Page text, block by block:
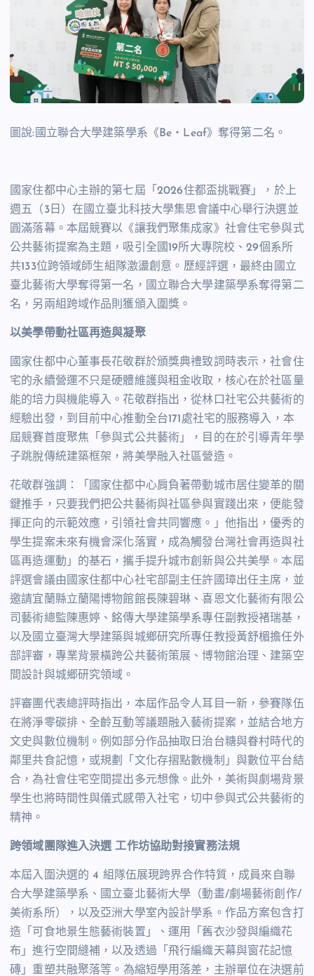
圖說:國立聯合大學建築學系《Be‧Leaf》奪得第二名 。
國家住都中心主辦的第七屆「 2026住都盃挑戰賽」，於上
週五（ 3日）在國立臺北科技大學集思會議中心舉行決選並
圓滿落幕。本屆競賽以《讓我們聚集成家》社會住宅參與式
公共藝術提案為主題，吸引全國 19所大專院校、29個系所
共133位跨領域師生組隊激盪創意。歷經評選，最終由國立
臺北藝術大學奪得第一名，國立聯合大學建築學系奪得第二
名，另兩組跨域作品則獲頒入圍獎。
以美學帶動社區再造與凝聚
國家住都中心董事長花敬群於頒獎典禮致詞時表示，社會住
宅的永續營運不只是硬體維護與租金收取，核心在於社區量
能的培力與機能導入。花敬群指出，從林口社宅公共藝術的
經驗出發，到目前中心推動全台171 處社宅的服務導入，本
屆競賽首度聚焦「參與式公共藝術」，目的在於引導青年學
子跳脫傳統建築框架，將美學融入社區營造。
花敬群強調：「國家住都中心肩負著帶動城市居住變革的關
鍵推手，只要我們把公共藝術與社區參與實踐出來，便能發
揮正向的示範效應，引領社會共同響應。」他指出，優秀的
學生提案未來有機會深化落實，成為觸發台灣社會再造與社
區再造運動」的基石，攜手提升城市創新與公共美學。 本屆
評選會議由國家住都中心社宅部副主任許國璋出任主席，並
邀請宜蘭縣立蘭陽博物館館長陳碧琳、喜恩文化藝術有限公
司藝術總監陳惠婷、銘傳大學建築學系專任副教授褚瑞基，
以及國立臺灣大學建築與城鄉研究所專任教授黃舒楣擔任外
部評審，專業背景橫跨公共藝術策展、博物館治理、建築空
間設計與城鄉研究領域。
評審團代表總評時指出，本屆作品令人耳目一新，參賽隊伍
在將淨零碳排、全齡互動等議題融入藝術提案，並結合地方
文史與數位機制。例如部分作品抽取日治台糖與眷村時代的
鄰里共食記憶，或規劃「文化存摺點數機制」與數位平台結
合，為社會住宅空間提出多元想像。此外，美術與劇場背景
學生也將時間性與儀式感帶入社宅，切中參與式公共藝術的
精神。
跨領域團隊進入決選 工作坊協助對接實務法規
本屆入圍決選的 4 組隊伍展現跨界合作特質，成員來自聯
合大學建築學系、國立臺北藝術大學（動畫∕劇場藝術創作∕
美術系所），以及亞洲大學室內設計學系。作品方案包含打
造「可食地景生態藝術裝置」、運用「舊衣沙發與編織花
布」進行空間縫補，以及透過「飛行編織天幕與窗花記憶
磚」重塑共融聚落等。 為縮短學用落差，主辦單位在決選前